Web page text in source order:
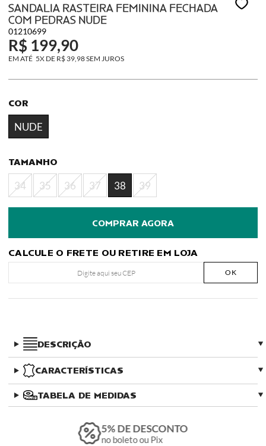
SANDALIA RASTEIRA FEMININA FECHADA
COM PEDRAS NUDE
01210699
R$ 199,90
5X DE R$ 39,98SEM JUROS
COR
NUDE
TAMANHO
34 35 36 37 38 39
CALCULE O FRETE OU RETIRE EM LOJA
OK
DESCRIÇÃO
CARACTERÍSTICAS
TABELA DE MEDIDAS
5% DE DESCONTO
no boleto ou Pix